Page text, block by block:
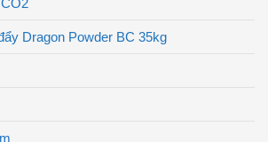
Dragon Powder BC 35kg